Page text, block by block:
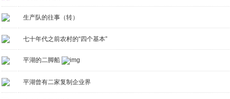
生产队的往事（转）
七十年代之前农村的“四个基本”
平湖的二脚船
平湖曾有二家复制企业界